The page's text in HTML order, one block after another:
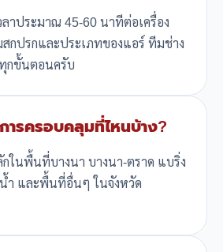
ลาประมาณ 45-60 นาทีต่อเครื่อง
กปรกและประเภทของแอร์ ทีมช่าง
ทุกขั้นตอนครับ
ารครอบคลุมที่ไหนบ้าง?
กในพื้นที่บางนา บางนา-ตราด แบริ่ง
น้ำ และพื้นที่อื่นๆ ในจังหวัด